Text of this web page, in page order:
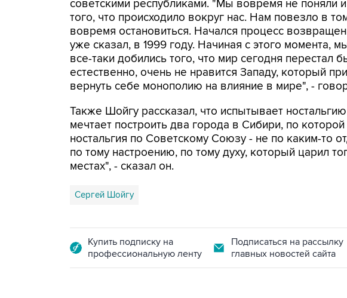
советскими республиками. "Мы вовремя не поняли
того, что происходило вокруг нас. Нам повезло в
вовремя остановиться. Начался процесс
уже сказал, в 1999 году. Начиная с этого момента,
все-таки добились того, что мир сегодня перестал
естественно, очень не нравится Западу, который
вернуть себе монополию на влияние в мире", -
Также Шойгу рассказал, что испытывает
мечтает построить два города в Сибири, по
ностальгия по Советскому Союзу - не по каким-то
по тому настроению, по тому духу, который царил
местах", - сказал он.
Сергей Шойгу
Купить подписку на
профессиональную ленту
Подписаться на рассылку
главных новостей сайта